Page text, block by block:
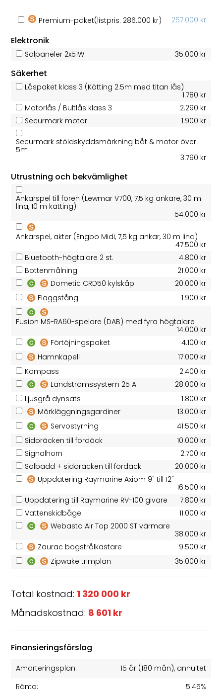
Premium-paket(listpris: 286.000 kr) 257.000 kr
Elektronik
Solpaneler 2x51W 35.000 kr
Säkerhet
Låspaket klass 3 (Kätting 2.5m med titan lås)
1.780 kr
Motorlås / Bultlås klass 3
2.290 kr
Securmark motor
1.900 kr
Securmark stöldskyddsmärkning båt & motor över
5m
3.790 kr
Utrustning och bekvämlighet
Ankarspel till fören (Lewmar V700, 7,5 kg ankare, 30 m
lina, 10 m kätting)
54.000 kr
Ankarspel, akter (Engbo Midi, 7,5 kg ankar, 30 m lina)
47.500 kr
Bluetooth-högtalare 2 st.
4.800 kr
Bottenmålning
21.000 kr
Dometic CRD50 kylskåp
20.000 kr
Flaggstång
1.900 kr
Fusion MS-RA60-spelare (DAB) med fyra högtalare
14.000 kr
Förtöjningspaket
4.100 kr
Hamnkapell
17.000 kr
Kompass
2.400 kr
Landströmssystem 25 A
28.000 kr
Ljusgrå dynsats
1.800 kr
Mörkläggningsgardiner
13.000 kr
Servostyrning
41.500 kr
Sidoräcken till fördäck
10.000 kr
Signalhorn
2.700 kr
Solbädd + sidoräcken till fördäck
20.000 kr
Uppdatering Raymarine Axiom 9" till 12"
16.500 kr
Uppdatering till Raymarine RV-100 givare
7.800 kr
Vattenskidbåge
11.000 kr
Webasto Air Top 2000 ST värmare
38.000 kr
Zaurac bogstrålkastare
9.500 kr
Zipwake trimplan
35.000 kr
Total kostnad: 1 320 000 kr
Månadskostnad: 8 601 kr
Finansieringsförslag
Amorteringsplan: 15 år(180 mån), annuitet
Ränta:
5.45%